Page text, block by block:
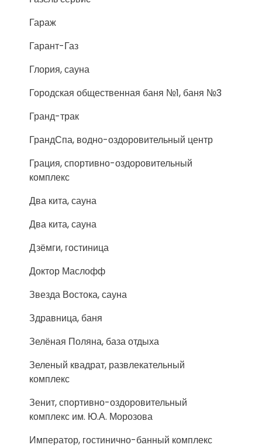
Гараж
Гарант-Газ
Глория, сауна
Городская общественная баня №1, баня №3
Гранд-трак
ГрандСпа, водно-оздоровительный центр
Грация, спортивно-оздоровительный
комплекс
Два кита, сауна
Два кита, сауна
Дзёмги, гостиница
Доктор Маслофф
Звезда Востока, сауна
Здравница, баня
Зелёная Поляна, база отдыха
Зеленый квадрат, развлекательный
комплекс
Зенит, спортивно-оздоровительный
комплекс им. Ю.А. Морозова
Император, гостинично-банный комплекс